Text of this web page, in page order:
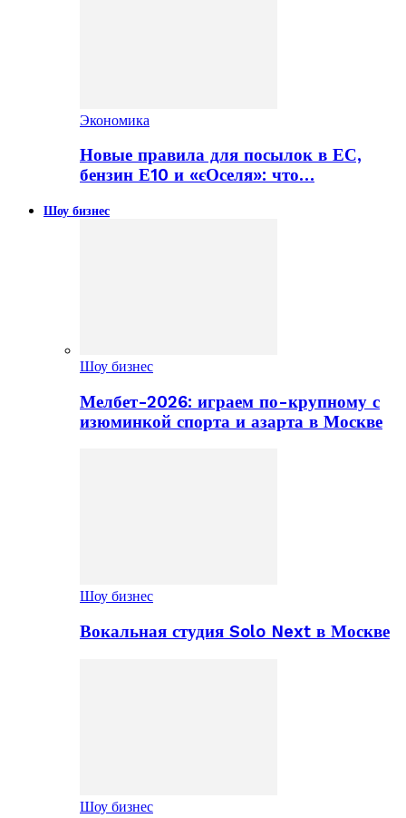
Экономика
Новые правила для посылок в ЕС,
бензин Е10 и «єОселя»: что…
Шоу бизнес
Шоу бизнес
Мелбет-2026: играем по-крупному с
изюминкой спорта и азарта в Москве
Шоу бизнес
Вокальная студия Solo Next в Москве
Шоу бизнес